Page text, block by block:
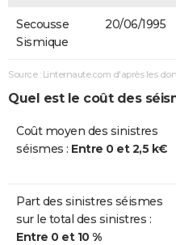
Secousse
Sismique
20/06/1995
Source : Linternaute.com d'après les
Quel est le coût des
Coût moyen des sinistres
séismes : Entre 0 et 2,5 k€
Part des sinistres séismes
sur le total des sinistres :
Entre 0 et 10 %